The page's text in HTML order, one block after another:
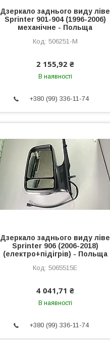
Дзеркало заднього виду ліве
Sprinter 901-904 (1996-2006)
механічне - Польща
506251-M
2 155,92 ₴
В наявності
+380 (99) 336-11-74
Дзеркало заднього виду ліве
Sprinter 906 (2006-2018)
(електро+підігрів) - Польща
5065515E
4 041,71 ₴
В наявності
+380 (99) 336-11-74